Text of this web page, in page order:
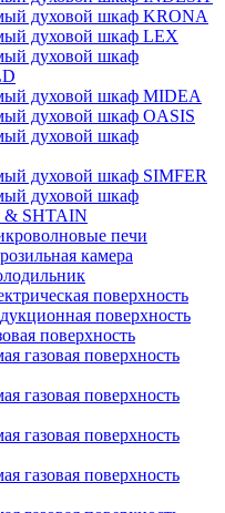
духовой шкаф KRONA
духовой шкаф LEX
духовой шкаф
духовой шкаф MIDEA
духовой шкаф OASIS
духовой шкаф
духовой шкаф SIMFER
духовой шкаф
SHTAIN
печи
камера
поверхность
поверхность
поверхность
газовая поверхность
газовая поверхность
газовая поверхность
газовая поверхность